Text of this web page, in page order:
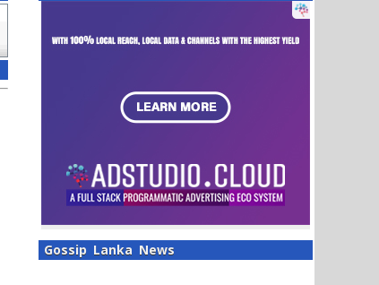
Gossip Lanka News